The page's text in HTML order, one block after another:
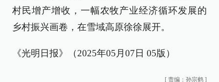
村民增产增收，一幅农牧产业经济循环发展的
乡村振兴画卷，在雪域高原徐徐展开。
《光明日报》（2025年05月07日 05版）
[ 责编：孙宗鹤 ]